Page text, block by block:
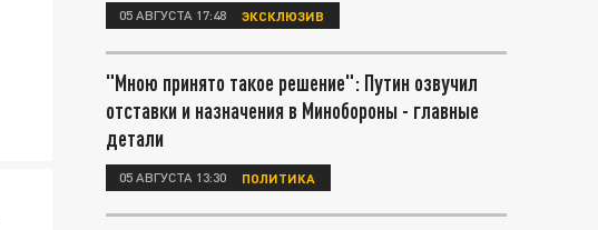
05 АВГУСТА 17:48 ЭКСКЛЮЗИВ
"Мною принято такое решение": Путин озвучил
отставки и назначения в Минобороны - главные
детали
05 АВГУСТА 13:30 ПОЛИТИКА